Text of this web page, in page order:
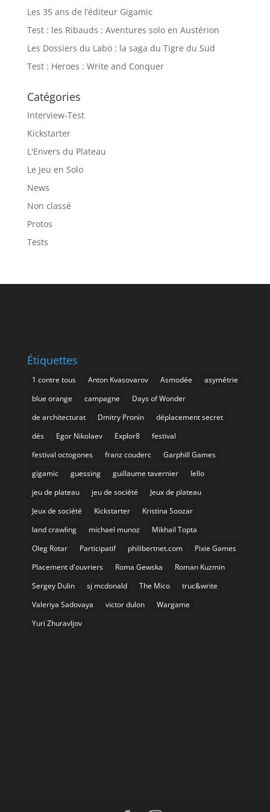
Les 35 ans de l’éditeur Gigamic
Test : les Ribauds : Aventures solo en Austérion
Les Dossiers du Labo : la saga du Tigre du Sud
Test : Heroes : Write and Conquer
Catégories
Interview-Test
Kickstarter
L'Envers du Plateau
Le Jeu en Solo
News
Non classé
Protos
Tests
Étiquettes
1 contre tous Anton Kvasovarov Asmodée
asymétrie
blue orange
campagne
Days of Wonder
de architecturat
Dmitry Pronin
déplacement secret
dés
Egor Nikolaev Explor8
festival
festival octogones
franz couderc
Garphill Games
gigamic
guessing guillaume tavernier
Iello
jeu de plateau
jeu de société
Jeux de plateau
Jeux de société
Kickstarter
Kristina Soozar
land crawling
michael munoz
Mikhail Topta
Oleg Rotar
Participatif philibertnet.com
Pixie Games
Placement d'ouvriers
Roma Gewska
Roman Kuzmin
Sergey Dulin
sj mcdonald The Mico
truc&write
Valeriya Sadovaya
victor dulon
Wargame
Yuri Zhuravljov